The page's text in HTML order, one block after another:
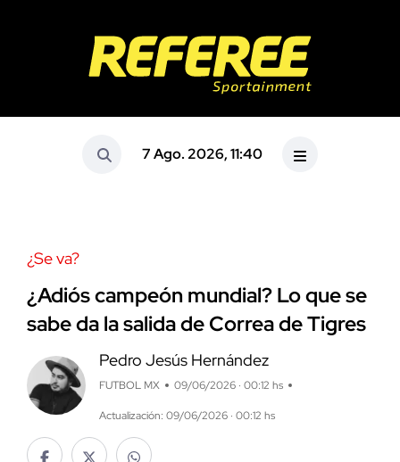
7 Ago. 2026, 11:40
¿Se va?
¿Adiós campeón mundial? Lo que se
sabe da la salida de Correa de Tigres
Pedro Jesús Hernández
FUTBOL MX 09/06/2026 · 00:12 hs
Actualización: 09/06/2026 · 00:12 hs